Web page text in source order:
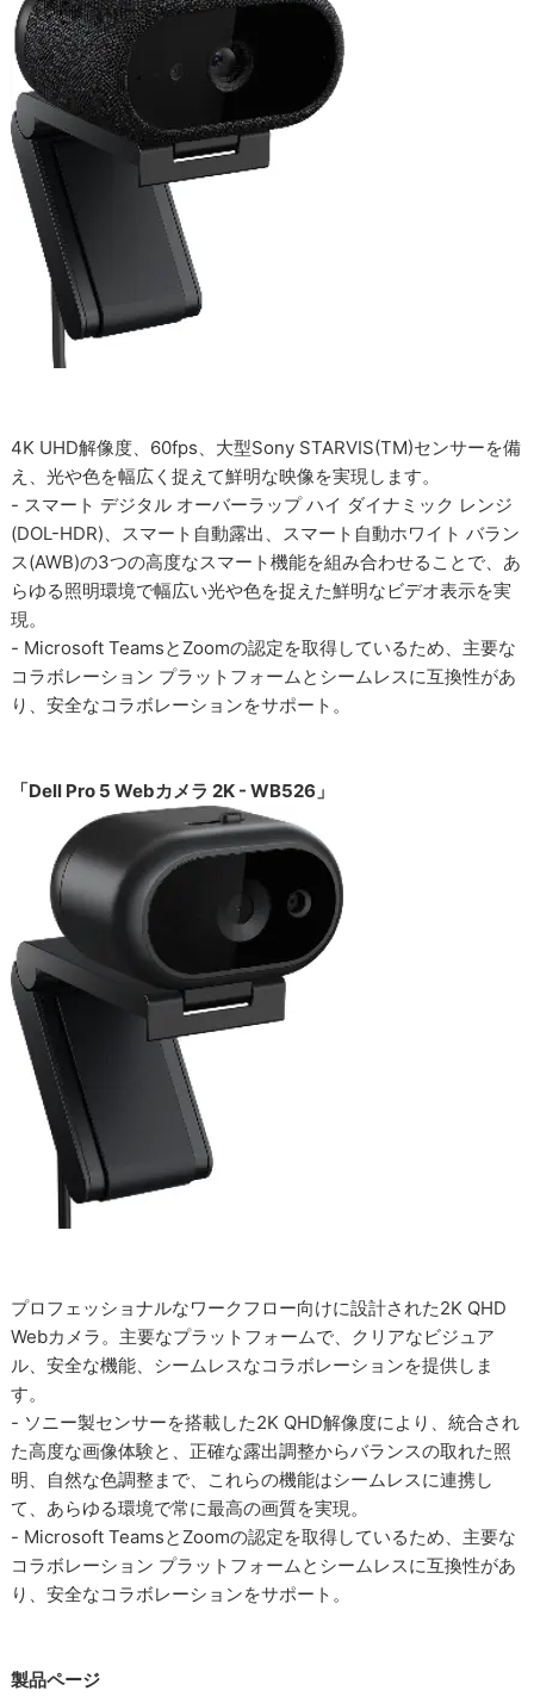
4K UHD解像度、60fps、大型Sony STARVIS(TM)センサーを備
え、光や色を幅広く捉えて鮮明な映像を実現します。
- スマート デジタル オーバーラップ ハイ ダイナミック レンジ
(DOL-HDR)、スマート自動露出、スマート自動ホワイト バラン
ス(AWB)の3つの高度なスマート機能を組み合わせることで、あ
らゆる照明環境で幅広い光や色を捉えた鮮明なビデオ表示を実
現。
- Microsoft TeamsとZoomの認定を取得しているため、主要な
コラボレーション プラットフォームとシームレスに互換性があ
り、安全なコラボレーションをサポート。
「Dell Pro 5 Webカメラ 2K - WB526」
プロフェッショナルなワークフロー向けに設計された2K QHD
Webカメラ。主要なプラットフォームで、クリアなビジュア
ル、安全な機能、シームレスなコラボレーションを提供しま
す。
- ソニー製センサーを搭載した2K QHD解像度により、統合され
た高度な画像体験と、正確な露出調整からバランスの取れた照
明、自然な色調整まで、これらの機能はシームレスに連携し
て、あらゆる環境で常に最高の画質を実現。
- Microsoft TeamsとZoomの認定を取得しているため、主要な
コラボレーション プラットフォームとシームレスに互換性があ
り、安全なコラボレーションをサポート。
製品ページ